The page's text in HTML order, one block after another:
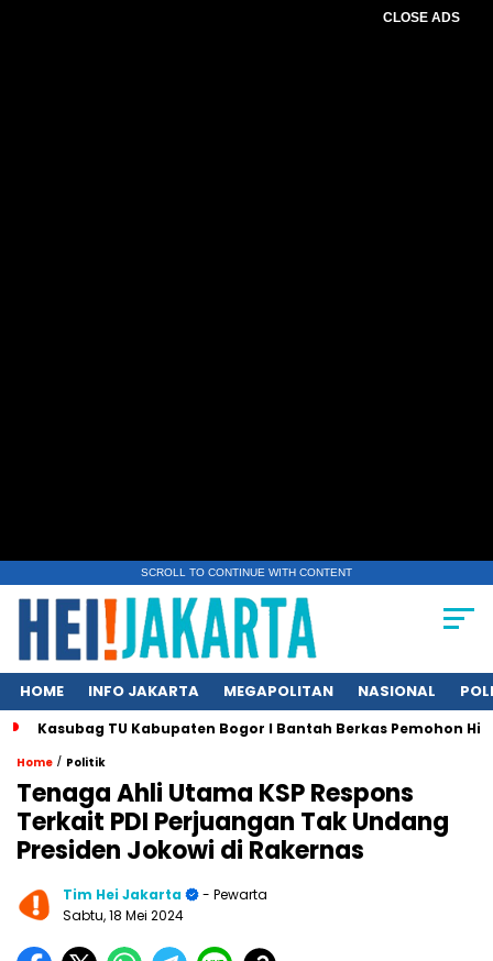
CLOSE ADS
SCROLL TO CONTINUE WITH CONTENT
HOME INFO JAKARTA MEGAPOLITAN NASIONAL
Kasubag TU Kabupaten Bogor I Bantah Berkas Pemohon
Home / Politik
Tenaga Ahli Utama KSP Respons
Terkait PDI Perjuangan Tak Undang
Presiden Jokowi di Rakernas
Tim Hei Jakarta
- Pewarta
Sabtu, 18 Mei 2024